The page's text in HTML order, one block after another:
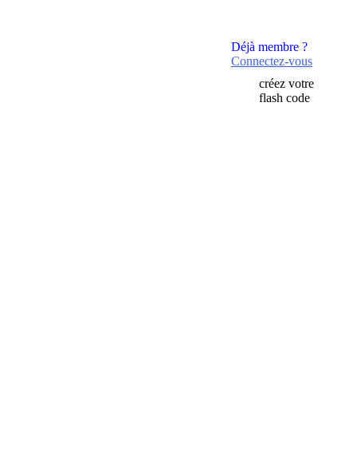
Déjà membre ?
Connectez-vous
créez votre
flash code